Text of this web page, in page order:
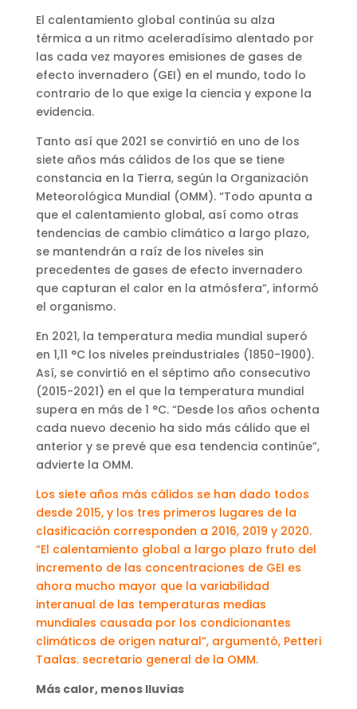
El calentamiento global continúa su alza
térmica a un ritmo aceleradísimo alentado por
las cada vez mayores emisiones de gases de
efecto invernadero (GEI) en el mundo, todo lo
contrario de lo que exige la ciencia y expone la
evidencia.
Tanto así que 2021 se convirtió en uno de los
siete años más cálidos de los que se tiene
constancia en la Tierra, según la Organización
Meteorológica Mundial (OMM). “Todo apunta a
que el calentamiento global, así como otras
tendencias de cambio climático a largo plazo,
se mantendrán a raíz de los niveles sin
precedentes de gases de efecto invernadero
que capturan el calor en la atmósfera”, informó
el organismo.
En 2021, la temperatura media mundial superó
en 1,11 °C los niveles preindustriales (1850-1900).
Así, se convirtió en el séptimo año consecutivo
(2015-2021) en el que la temperatura mundial
supera en más de 1 °C. “Desde los años ochenta
cada nuevo decenio ha sido más cálido que el
anterior y se prevé que esa tendencia continúe”,
advierte la OMM.
Los siete años más cálidos se han dado todos
desde 2015, y los tres primeros lugares de la
clasificación corresponden a 2016, 2019 y 2020.
“El calentamiento global a largo plazo fruto del
incremento de las concentraciones de GEI es
ahora mucho mayor que la variabilidad
interanual de las temperaturas medias
mundiales causada por los condicionantes
climáticos de origen natural”, argumentó, Petteri
Taalas. secretario general de la OMM.
Más calor, menos lluvias